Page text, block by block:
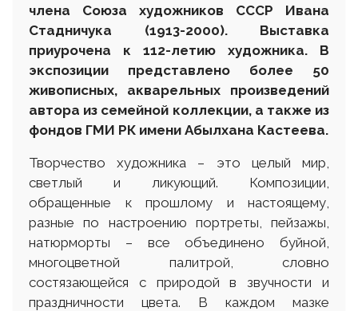
члена Союза художников СССР Ивана
Стадничука (1913-2000). Выставка
приурочена к 112-летию художника. В
экспозиции представлено более 50
живописных, акварельных произведений
автора из семейной коллекции, а также из
фондов ГМИ РК имени Абылхана Кастеева.
Творчество художника – это целый мир,
светлый и ликующий. Композиции,
обращенные к прошлому и настоящему,
разные по настроению портреты, пейзажы,
натюрморты – все объединено буйной,
многоцветной палитрой, словно
состязающейся с природой в звучности и
праздничности цвета. В каждом мазке